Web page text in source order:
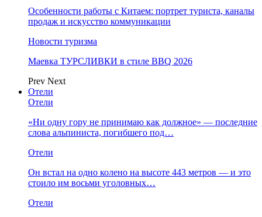
Особенности работы с Китаем: портрет туриста, каналы
продаж и искусство коммуникации
Новости туризма
Маевка ТУРСЛИВКИ в стиле BBQ 2026
Prev Next
Отели
Отели
«Ни одну гору не принимаю как должное» — последние
слова альпиниста, погибшего под…
Отели
Он встал на одно колено на высоте 443 метров — и это
стоило им восьми уголовных…
Отели